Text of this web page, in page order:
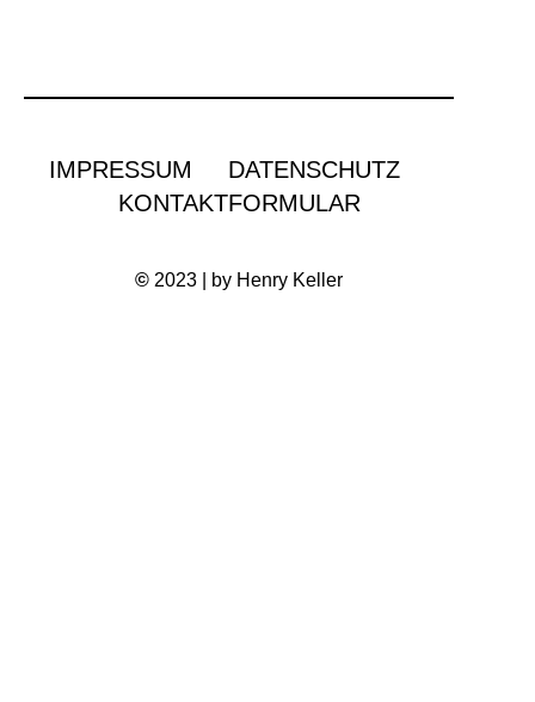
IMPRESSUM
DATENSCHUTZ
KONTAKTFORMULAR
© 2023 | by Henry Keller